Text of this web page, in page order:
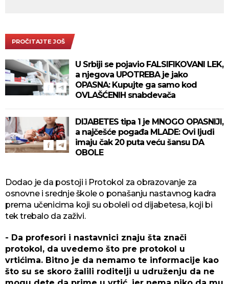
PROČITAJTE JOŠ
U Srbiji se pojavio FALSIFIKOVANI LEK,
a njegova UPOTREBA je jako
OPASNA: Kupujte ga samo kod
OVLAŠĆENIH snabdevača
DIJABETES tipa 1 je MNOGO OPASNIJI,
a najčešće pogađa MLADE: Ovi ljudi
imaju čak 20 puta veću šansu DA
OBOLE
Dodao je da postoji i Protokol za obrazovanje za
osnovne i srednje škole o ponašanju nastavnog kadra
prema učenicima koji su oboleli od dijabetesa, koji bi
tek trebalo da zaživi.
- Da profesori i nastavnici znaju šta znači
protokol, da uvedemo što pre protokol u
vrtićima. Bitno je da nemamo te informacije kao
što su se skoro žalili roditelji u udruženju da ne